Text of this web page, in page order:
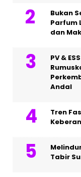
Bukan
Parfum
dan
PV &
Andal
Tren
Tabir